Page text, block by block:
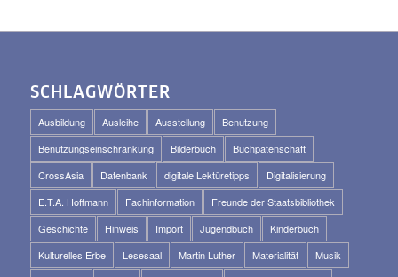
SCHLAGWÖRTER
Ausbildung Ausleihe Ausstellung
Benutzung
Benutzungseinschränkung
Bilderbuch
Buchpatenschaft
CrossAsia
Datenbank digitale Lektüretipps
Digitalisierung
E.T.A. Hoffmann
Fachinformation
Freunde der Staatsbibliothek
Geschichte
Hinweis Import Jugendbuch
Kinderbuch
Kulturelles Erbe
Lesesaal Martin Luther Materialität
Musik